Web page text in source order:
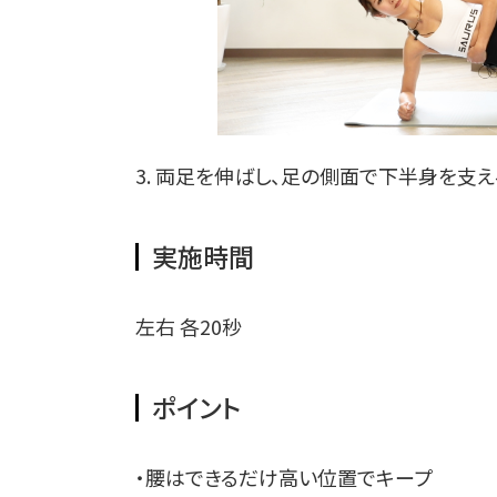
3. 両足を伸ばし、足の側面で下半身を支
実施時間
左右 各20秒
ポイント
・腰はできるだけ高い位置でキープ